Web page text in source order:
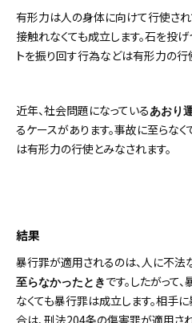
有形力は人の身体に向けて行使され
接触れなくても成立します。石を投
トを振り回す行為などは有形力の行
近年、社会問題になっている あおり
るケースがあります。事故に至らな
は有形力の行使とみなされます。
結果
暴行罪が適用されるのは、人に不法
至らなかったとき です。したがって
なくても暴行罪は成立します。相手
合は、刑法204条の傷害罪が適用され